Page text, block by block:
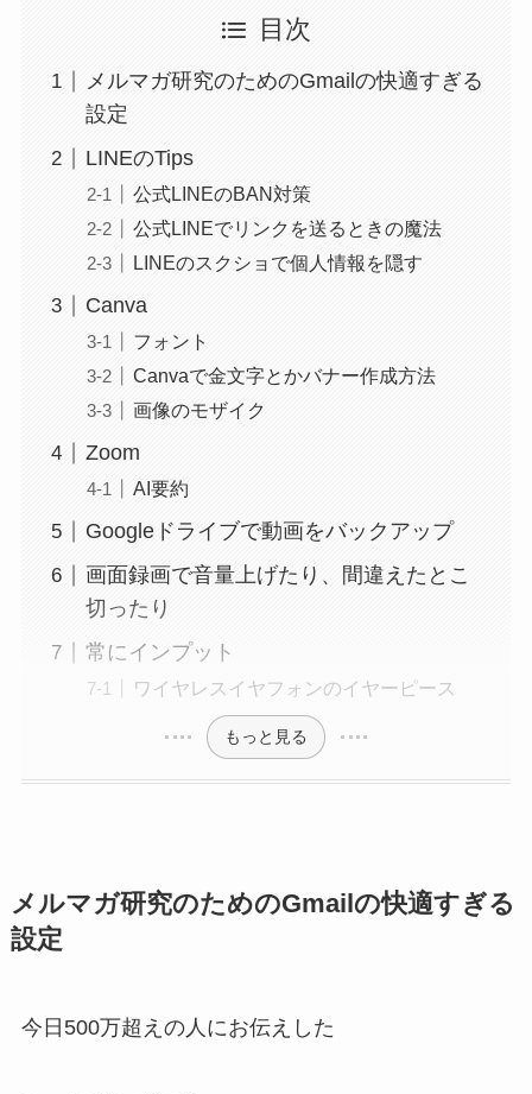
目次
メルマガ研究のためのGmailの快適すぎる
設定
LINEのTips
公式LINEのBAN対策
公式LINEでリンクを送るときの魔法
LINEのスクショで個人情報を隠す
Canva
フォント
Canvaで金文字とかバナー作成方法
画像のモザイク
Zoom
AI要約
Googleドライブで動画をバックアップ
画面録画で音量上げたり、間違えたとこ
切ったり
常にインプット
ワイヤレスイヤフォンのイヤーピース
もっと見る
メルマガ研究のためのGmailの快適すぎる
設定
今日500万超えの人にお伝えした